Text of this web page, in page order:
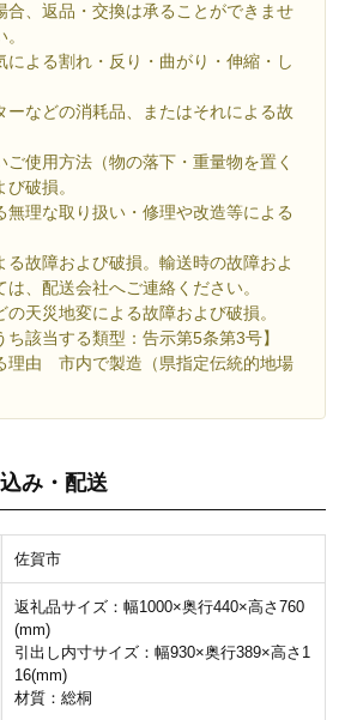
合、返品・交換は承ることができませ
よる割れ・反り・曲がり・伸縮・し
などの消耗品、またはそれによる故
使用方法（物の落下・重量物を置く
破損。
理な取り扱い・修理や改造等による
故障および破損。輸送時の故障およ
、配送会社へご連絡ください。
天災地変による故障および破損。
ち該当する類型：告示第5条第3号】
理由 市内で製造（県指定伝統的地場
み・配送
佐賀市
返礼品サイズ：幅1000×奥行440×高さ760
(mm)
引出し内寸サイズ：幅930×奥行389×高さ1
16(mm)
材質：総桐